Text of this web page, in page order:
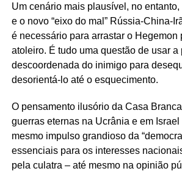
Um cenário mais plausível, no
e o novo “eixo do mal” Rússia-China-
é necessário para arrastar o Hegemon
atoleiro. É tudo uma questão de usar a
descoordenada do inimigo para
desorientá-lo até o esquecimento.
O pensamento ilusório da Casa
guerras eternas na Ucrânia e em
mesmo impulso grandioso da
essenciais para os interesses
pela culatra – até mesmo na opinião